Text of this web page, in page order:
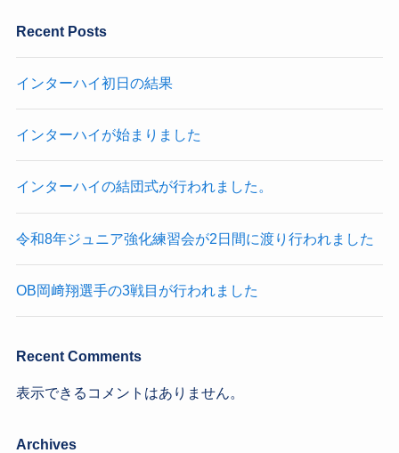
Recent Posts
インターハイ初日の結果
インターハイが始まりました
インターハイの結団式が行われました。
令和8年ジュニア強化練習会が2日間に渡り行われました
OB岡﨑翔選手の3戦目が行われました
Recent Comments
表示できるコメントはありません。
Archives